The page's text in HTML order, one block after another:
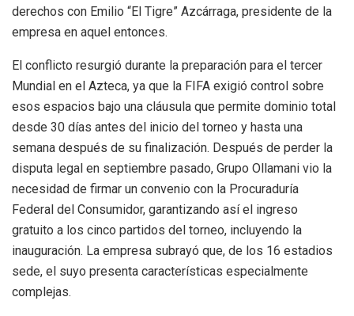
derechos con Emilio “El Tigre” Azcárraga, presidente de la
empresa en aquel entonces.
El conflicto resurgió durante la preparación para el tercer
Mundial en el Azteca, ya que la FIFA exigió control sobre
esos espacios bajo una cláusula que permite dominio total
desde 30 días antes del inicio del torneo y hasta una
semana después de su finalización. Después de perder la
disputa legal en septiembre pasado, Grupo Ollamani vio la
necesidad de firmar un convenio con la Procuraduría
Federal del Consumidor, garantizando así el ingreso
gratuito a los cinco partidos del torneo, incluyendo la
inauguración. La empresa subrayó que, de los 16 estadios
sede, el suyo presenta características especialmente
complejas.